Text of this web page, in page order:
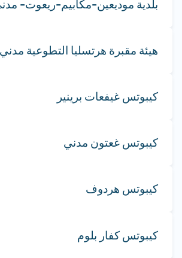
بلدية موديعين-مكابيم-ريعوت- مدني
هيئة مقبرة هرتسليا التطوعية مدني
كيبوتس غيفعات برينير
كيبوتس غعتون مدني
كيبوتس هردوف
كيبوتس كفار بلوم